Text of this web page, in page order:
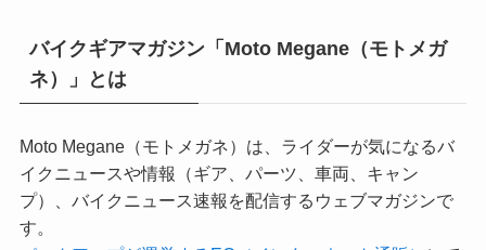
バイクギアマガジン「Moto Megane（モトメガ
ネ）」とは
Moto Megane（モトメガネ）は、ライダーが気になるバ
イクニュースや情報（ギア、パーツ、車両、キャン
プ）、バイクニュース速報を配信するウェブマガジンで
す。